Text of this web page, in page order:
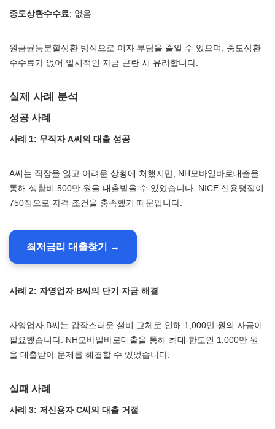
중도상환수수료: 없음
원금균등분할상환 방식으로 이자 부담을 줄일 수 있으며, 중도상환
수수료가 없어 일시적인 자금 곤란 시 유리합니다.
실제 사례 분석
성공 사례
사례 1: 무직자 A씨의 대출 성공
A씨는 직장을 잃고 어려운 상황에 처했지만, NH모바일바로대출을
통해 생활비 500만 원을 대출받을 수 있었습니다. NICE 신용평점이
750점으로 자격 조건을 충족했기 때문입니다.
최저금리 대출찾기 →
사례 2: 자영업자 B씨의 단기 자금 해결
자영업자 B씨는 갑작스러운 설비 교체로 인해 1,000만 원의 자금이
필요했습니다. NH모바일바로대출을 통해 최대 한도인 1,000만 원
을 대출받아 문제를 해결할 수 있었습니다.
실패 사례
사례 3: 저신용자 C씨의 대출 거절